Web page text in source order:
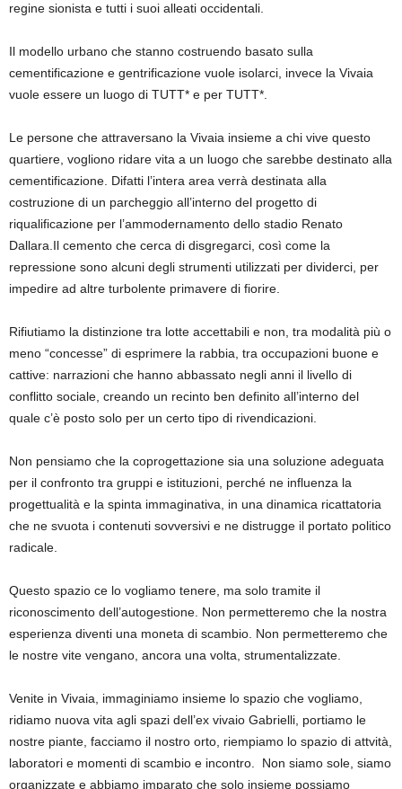
regine sionista e tutti i suoi alleati occidentali.
Il modello urbano che stanno costruendo basato sulla
cementificazione e gentrificazione vuole isolarci, invece la Vivaia
vuole essere un luogo di TUTT* e per TUTT*.
Le persone che attraversano la Vivaia insieme a chi vive questo
quartiere, vogliono ridare vita a un luogo che sarebbe destinato alla
cementificazione. Difatti l’intera area verrà destinata alla
costruzione di un parcheggio all’interno del progetto di
riqualificazione per l’ammodernamento dello stadio Renato
Dallara.Il cemento che cerca di disgregarci, così come la
repressione sono alcuni degli strumenti utilizzati per dividerci, per
impedire ad altre turbolente primavere di fiorire.
Rifiutiamo la distinzione tra lotte accettabili e non, tra modalità più o
meno “concesse” di esprimere la rabbia, tra occupazioni buone e
cattive: narrazioni che hanno abbassato negli anni il livello di
conflitto sociale, creando un recinto ben definito all’interno del
quale c’è posto solo per un certo tipo di rivendicazioni.
Non pensiamo che la coprogettazione sia una soluzione adeguata
per il confronto tra gruppi e istituzioni, perché ne influenza la
progettualità e la spinta immaginativa, in una dinamica ricattatoria
che ne svuota i contenuti sovversivi e ne distrugge il portato politico
radicale.
Questo spazio ce lo vogliamo tenere, ma solo tramite il
riconoscimento dell’autogestione. Non permetteremo che la nostra
esperienza diventi una moneta di scambio. Non permetteremo che
le nostre vite vengano, ancora una volta, strumentalizzate.
Venite in Vivaia, immaginiamo insieme lo spazio che vogliamo,
ridiamo nuova vita agli spazi dell’ex vivaio Gabrielli, portiamo le
nostre piante, facciamo il nostro orto, riempiamo lo spazio di attvità,
laboratori e momenti di scambio e incontro. Non siamo sole, siamo
organizzate e abbiamo imparato che solo insieme possiamo